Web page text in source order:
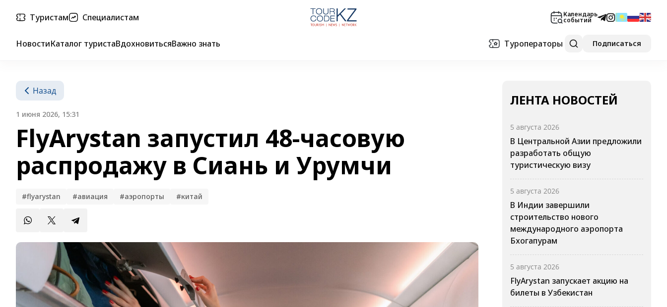
Туристам Специалистам Календарь
событий
НовостиКаталог туристаВдохновитьсяВажно знать Туроператоры Подписаться
Назад
1 июня 2026, 15:31
FlyArystan запустил 48-часовую
распродажу в Сиань и Урумчи
#flyarystan #авиация #аэропорты #китай
ЛЕНТА НОВОСТЕЙ
5 августа 2026
В Центральной Азии предложили
разработать общую
туристическую визу
5 августа 2026
В Индии завершили
строительство нового
международного аэропорта
Бхогапурам
5 августа 2026
FlyArystan запускает акцию на
билеты в Узбекистан